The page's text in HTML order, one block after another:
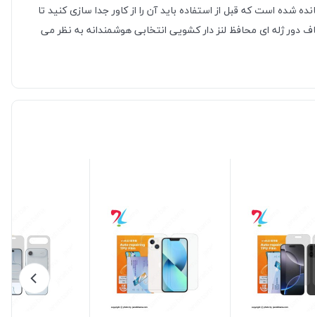
است که قبل از استفاده باید آن را از کاور جدا سازی کنید تا
ژله ای محافظ لنز دار کشویی انتخابی هوشمندانه به نظر می